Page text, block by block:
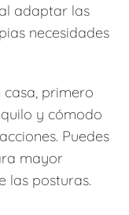
adaptar las
necesidades
primero
y cómodo
Puedes
mayor
las posturas.